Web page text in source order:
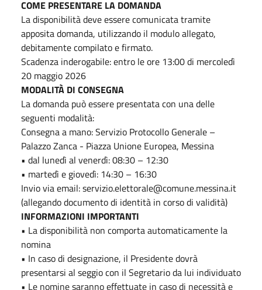
COME PRESENTARE LA DOMANDA
La disponibilità deve essere comunicata tramite
apposita domanda, utilizzando il modulo allegato,
debitamente compilato e firmato.
Scadenza inderogabile: entro le ore 13:00 di mercoledì
20 maggio 2026
MODALITÀ DI CONSEGNA
La domanda può essere presentata con una delle
seguenti modalità:
Consegna a mano: Servizio Protocollo Generale –
Palazzo Zanca - Piazza Unione Europea, Messina
• dal lunedì al venerdì: 08:30 – 12:30
• martedì e giovedì: 14:30 – 16:30
Invio via email: servizio.elettorale@comune.messina.it
(allegando documento di identità in corso di validità)
INFORMAZIONI IMPORTANTI
• La disponibilità non comporta automaticamente la
nomina
• In caso di designazione, il Presidente dovrà
presentarsi al seggio con il Segretario da lui individuato
• Le nomine saranno effettuate in caso di necessità e